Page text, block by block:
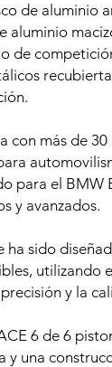
de aluminio
aluminio
de
con más de
para el BMW
y avanzados.
ha sido
utilizando
y la
6 de 6
y una